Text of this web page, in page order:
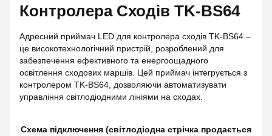
Контролера Сходів TK-BS64
Адресний приймач LED для контролера сходів TK-BS64 –
це високотехнологічний пристрій, розроблений для
забезпечення ефективного та енергоощадного
освітлення сходових маршів. Цей приймач інтегрується з
контролером TK-BS64, дозволяючи автоматизувати
управління світлодіодними лініями на сходах.
Схема підключення (світлодіодна стрічка продається